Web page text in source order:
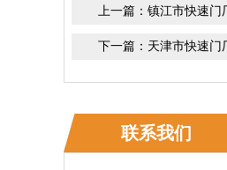
上一篇： 镇江市快速门
下一篇： 天津市快速门
联系我们